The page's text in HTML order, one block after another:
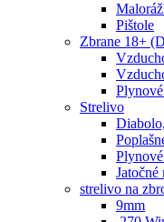
Pištole
Zbrane 18+
Strelivo
Jatočné
strelivo na
9mm